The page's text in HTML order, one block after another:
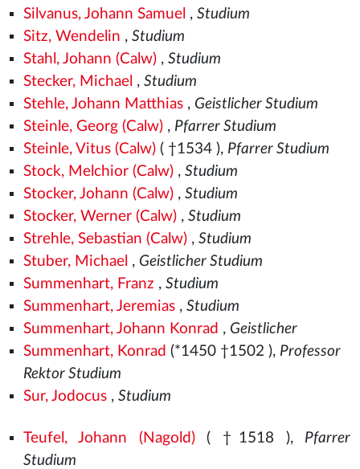
Silvanus, Johann Samuel , Studium
Sitz, Wendelin , Studium
Stahl, Johann (Calw), Studium
Stecker, Michael , Studium
Stehle, Johann Matthias, Geistlicher Studium
Steinle, Georg (Calw), Pfarrer Studium
Steinle, Vitus (Calw)( †1534 ), Pfarrer Studium
Stock, Melchior (Calw), Studium
Stocker, Johann (Calw), Studium
Stocker, Werner (Calw), Studium
Strehle, Sebastian (Calw), Studium
Stuber, Michael , Geistlicher Studium
Summenhart, Franz , Studium
Summenhart, Jeremias, Studium
Summenhart, Johann Konrad , Geistlicher
Summenhart, Konrad (*1450 †1502 ), Professor
Rektor Studium
Sur, Jodocus, Studium
Teufel, Johann (Nagold)( †1518 ), Pfarrer
Studium